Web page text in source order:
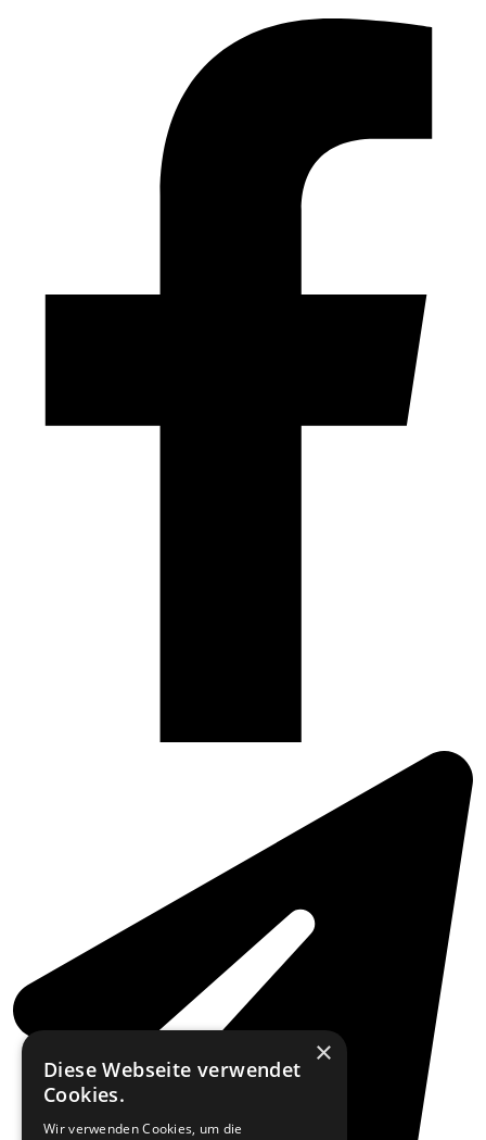
×
Diese Webseite verwendet
Cookies.
Wir verwenden Cookies, um die